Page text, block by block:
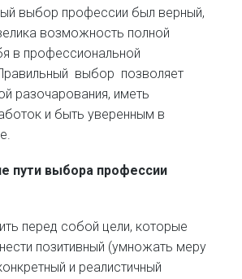
выбор профессии был верный,
возможность полной
в профессиональной
выбор позволяет
разочарования, иметь
и быть уверенным в
пути выбора профессии
перед собой цели, которые
позитивный (умножать меру
и реалистичный